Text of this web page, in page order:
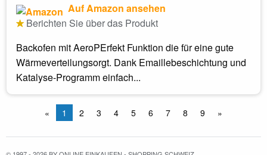
Auf Amazon ansehen
Berichten Sie über das Produkt
Backofen mit AeroPErfekt Funktion die für eine gute
Wärmeverteilungsorgt. Dank Emaillebeschichtung und
Katalyse-Programm einfach...
« 1 2 3 4 5 6 7 8 9 »